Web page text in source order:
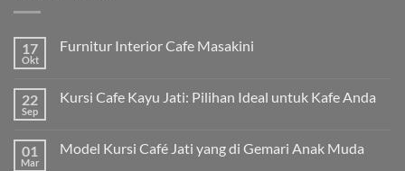
17
Okt
Furnitur Interior Cafe Masakini
22
Sep
Kursi Cafe Kayu Jati: Pilihan Ideal untuk Kafe Anda
01
Mar
Model Kursi Café Jati yang di Gemari Anak Muda